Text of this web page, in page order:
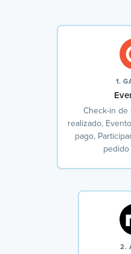
1.
Check-in de
realizado,
pago,
2.